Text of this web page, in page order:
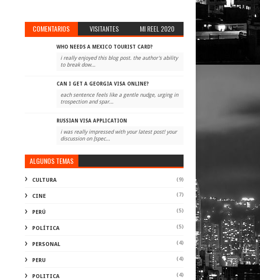
COMENTARIOS VISITANTES MI REEL 2020
WHO NEEDS A MEXICO TOURIST CARD?
i really enjoyed this blog post. the author's ability
to break dow...
CAN I GET A GEORGIA VISA ONLINE?
each sentence feels like a gentle nudge, urging in
trospection and spar...
RUSSIAN VISA APPLICATION
i was really impressed with your latest post! your
discussion on [spec...
ALGUNOS TEMAS
CULTURA (9)
CINE (7)
PERÚ (5)
POLÍTICA (5)
PERSONAL (4)
PERU (4)
POLITICA (4)